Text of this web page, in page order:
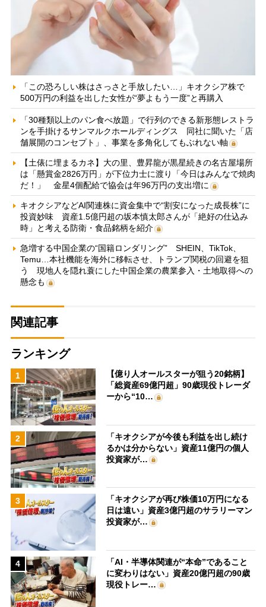
「この恐ろしい株はさっさと手放したい…」キオクシア株で
500万円の利益を出した女性が“夢よもう一度”と再購入
「30種類以上のパン食べ放題」で行列のできる新形態レストラ
ンを手掛けるサンマルクホールディングス 同社に聞いた「店
舗展開のコンセプト」、事業を多角化してもぶれない軸
【土俵に埋まるカネ】大の里、豊昇龍が黒星続きの名古屋場所
は「懸賞金2826万円」が下位力士に渡り「今日はみんなで焼肉
だ！」 金星4個配給で協会は年96万円の支出増に
キオクシアなどAI関連株に資金集中で“割安になった成長株”に
投資妙味 資産1.5億円超の坂本慎太郎さんが「絶好の仕込み
時」と考える防衛・食品銘柄を紹介
急増する中国企業の“国籍ロンダリング” SHEIN、TikTok、
Temu…本社機能を海外に移転させ、トランプ関税の回避を狙
う 現地人を隠れ蓑にした中国企業の農業参入・土地取得への
懸念も
関連記事
ランキング
1
【億り人オールスターが狙う20銘柄】
「総資産69億円超」90歳現役トレーダ
ーから“10…
2
「キオクシアが今後も利益を出し続け
るかは分からない」資産11億円の個人
投資家が…
3
「キオクシアが再び株価10万円になる
日は遠い」資産3億円超のサラリーマン
投資家が…
4
「AI・半導体関連が“本命”であること
に変わりはない」資産20億円超の90歳
現役トレー…